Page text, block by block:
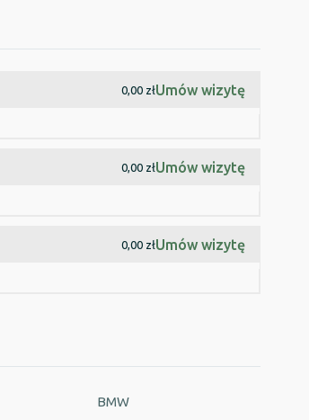
0,00 złUmów wizytę
0,00 złUmów wizytę
0,00 złUmów wizytę
BMW